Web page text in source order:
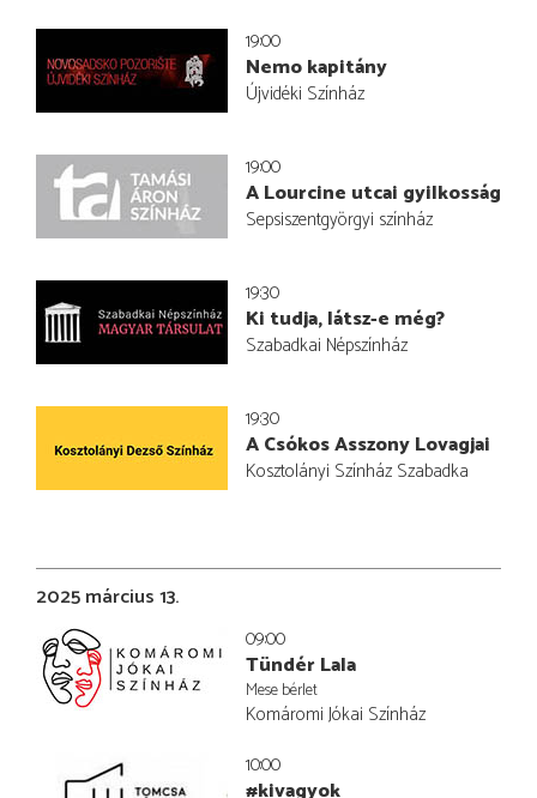
19:00
Nemo kapitány
Újvidéki Színház
19:00
A Lourcine utcai gyilkosság
Sepsiszentgyörgyi színház
19:30
Ki tudja, látsz-e még?
Szabadkai Népszínház
19:30
A Csókos Asszony Lovagjai
Kosztolányi Színház Szabadka
2025 március 13.
09:00
Tündér Lala
Mese bérlet
Komáromi Jókai Színház
10:00
#kivagyok